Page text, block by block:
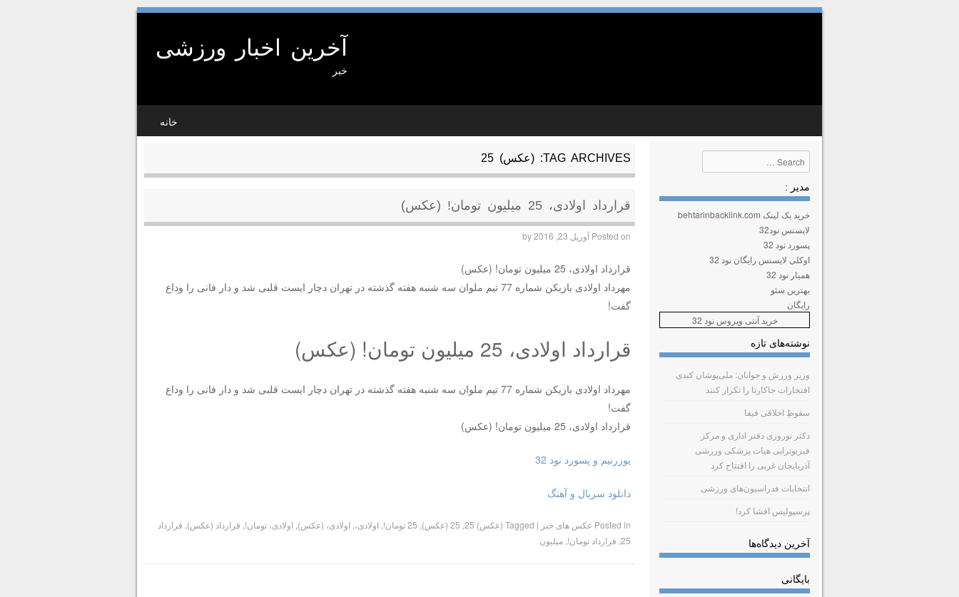
آخرین اخبار ورزشی
خبر
MENU
خانه
TAG ARCHIVES: (عکس) 25
قرارداد اولادی، 25 میلیون تومان! (عکس)
Posted on آوریل 23, 2016 by
قرارداد اولادی، 25 میلیون تومان! (عکس)
مهرداد اولادی بازیکن شماره 77 تیم ملوان سه شنبه هفته گذشته در تهران دچار ایست قلبی شد و دار فانی را وداع
گفت!
قرارداد اولادی، 25 میلیون تومان! (عکس)
مهرداد اولادی بازیکن شماره 77 تیم ملوان سه شنبه هفته گذشته در تهران دچار ایست قلبی شد و دار فانی را وداع
گفت!
قرارداد اولادی، 25 میلیون تومان! (عکس)
یوزرنیم و پسورد نود 32
دانلود سریال و آهنگ
Posted in عکس های خبر |
Tagged (عکس) 25 25 (عکس) 25 تومان! اولادی، اولادی، (عکس) اولادی، تومان! قرارداد (عکس) قرارداد
25 قرارداد تومان! ,میلیون
Search
مدیر :
خرید بک لینک behtarinbacklink.com
لایسنس نود32
پسورد نود 32
اوکلی لایسنس رایگان نود 32
همیار نود 32
بهترین سئو
رایگان
خرید آنتی ویروس نود 32
نوشته‌های تازه
وزیر ورزش و جوانان: ملی‌پوشان کبدی
افتخارات جاکارتا را تکرار کنند
سقوطِ اخلاقی فیفا
دکتر نوروزی دفتر اداری و مرکز
فیزیوتراپی هیات پزشکی ورزشی
آذربایجان غربی را افتتاح کرد
انتخابات فدراسیون‌های ورزشی
پرسپولیس افشا کرد!
آخرین دیدگاه‌ها
بایگانی